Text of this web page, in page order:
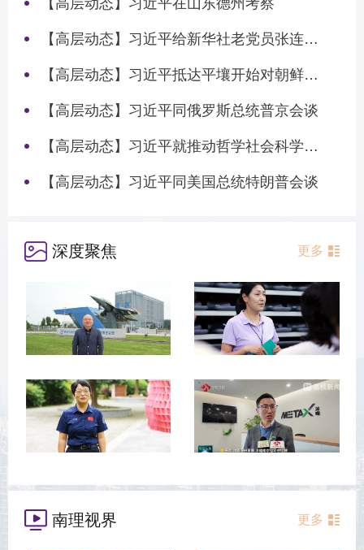
【高层动态】习近平在山东德州考察
【高层动态】习近平给新华社老党员张连生回信强调 传承红色基因 在新征程上书写优异答卷
【高层动态】习近平抵达平壤开始对朝鲜进行国事访问
【高层动态】习近平同俄罗斯总统普京会谈
【高层动态】习近平就推动哲学社会科学高质量发展作出重要指示
【高层动态】习近平同美国总统特朗普会谈
深度聚焦 更多
南理视界 更多